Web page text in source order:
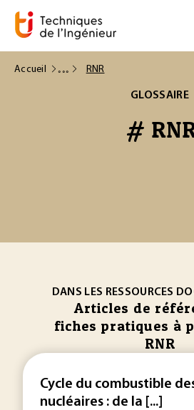
Accueil RNR
GLOSSAIRE
#
DANS LES RESSOURCES
Articles de
fiches pratiques à
RNR
Cycle du combustible
nucléaires : de la [...]